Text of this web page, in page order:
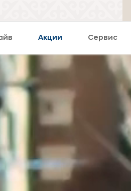
Акции Сервис